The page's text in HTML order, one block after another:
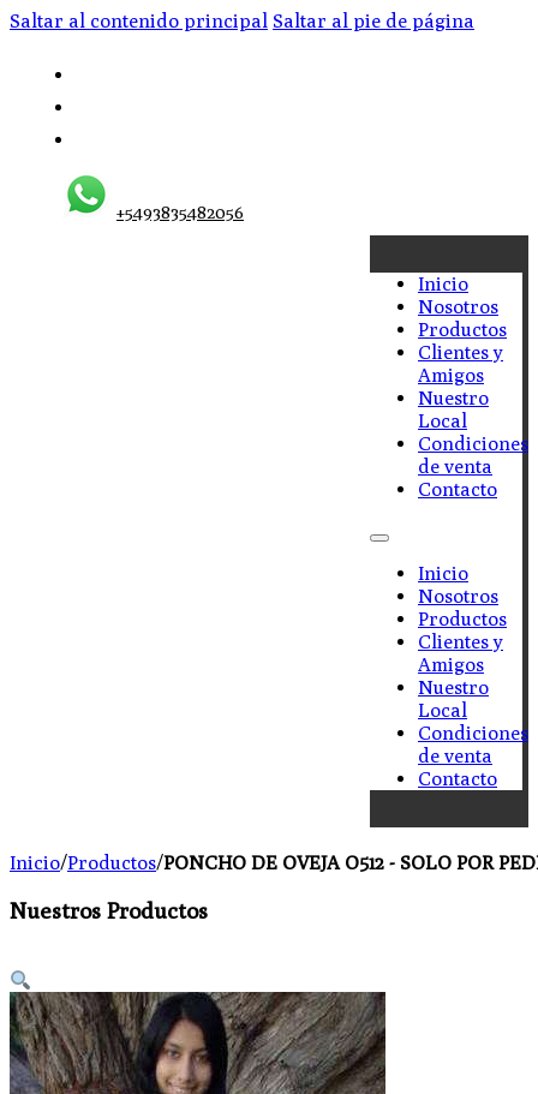
Saltar al contenido principal Saltar al pie de página
+5493835482056
Inicio
Nosotros
Productos
Clientes y
Amigos
Nuestro
Local
Condiciones
de venta
Contacto
Inicio
Nosotros
Productos
Clientes y
Amigos
Nuestro
Local
Condiciones
de venta
Contacto
Inicio/Productos/PONCHO DE OVEJA O512 - SOLO POR
Nuestros Productos